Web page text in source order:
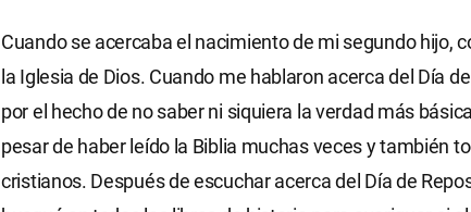
Cuando se acercaba el nacimiento de mi segundo hijo,
la Iglesia de Dios. Cuando me hablaron acerca del Día
por el hecho de no saber ni siquiera la verdad más
pesar de haber leído la Biblia muchas veces y también
cristianos. Después de escuchar acerca del Día de